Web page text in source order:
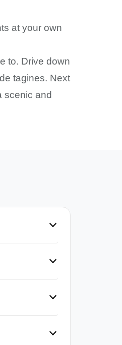
at your own
to. Drive down
tagines. Next
scenic and